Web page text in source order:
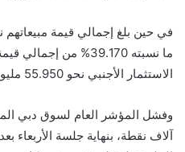
ما نسبته 39.170% من
الاستثمار الأجنبي نحو 55.950 مليون درهم كمحصلة بيع.
آلاف نقطة، بنهاية جلسة الأربعاء